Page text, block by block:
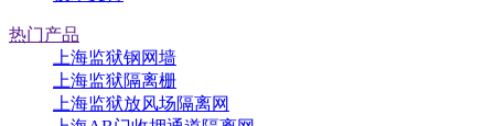
热门产品
上海监狱钢网墙
上海监狱隔离栅
上海监狱放风场隔离网